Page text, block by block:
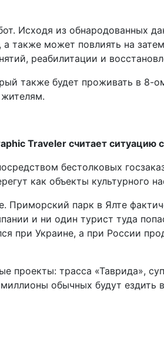
Исходя из обнародованных
, а также может повлиять на
реабилитации и
также будет проживать в 8-
Traveler считает
бестолковых
как объекты культурного
парк в Ялте
и ни один турист туда
при Украине, а при России
проекты: трасса «Таврида»,
обычных будут